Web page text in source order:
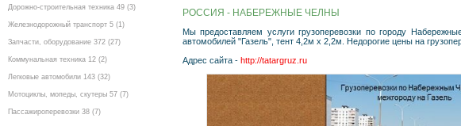
Дорожно-строительная техника 49 (3)
Железнодорожный транспорт 5 (1)
Запчасти, оборудование 372 (27)
Коммунальная техника 12 (2)
Легковые автомобили 143 (32)
Мотоциклы, мопеды, скутеры 57 (7)
Пассажироперевозки 38 (7)
РОССИЯ - НАБЕРЕЖНЫЕ ЧЕЛНЫ
Мы предоставляем услуги грузоперевозки по городу
автомобилей "Газель", тент 4,2м х 2,2м. Недорогие цены на
Адрес сайта - http://tatargruz.ru